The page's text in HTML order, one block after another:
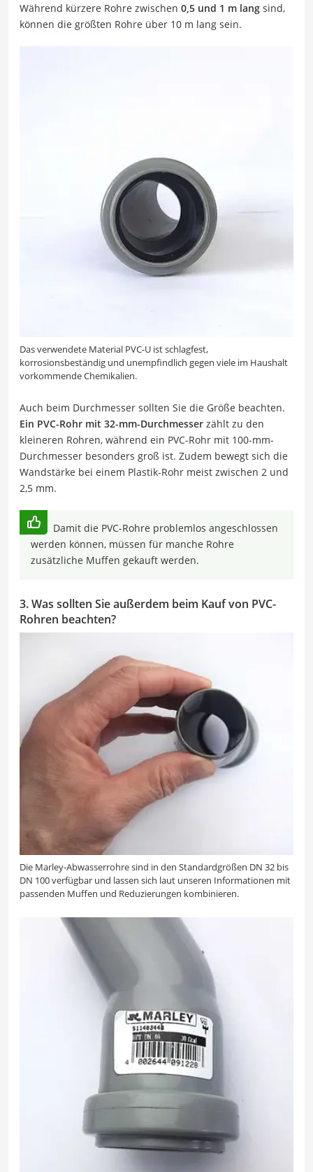
Während kürzere Rohre zwischen 0,5 und 1 m lang sind,
können die größten Rohre über 10 m lang sein.
Das verwendete Material PVC-U ist schlagfest,
korrosionsbeständig und unempfindlich gegen viele im Haushalt
vorkommende Chemikalien.
Auch beim Durchmesser sollten Sie die Größe beachten.
Ein PVC-Rohr mit 32-mm-Durchmesser zählt zu den
kleineren Rohren, während ein PVC-Rohr mit 100-mm-
Durchmesser besonders groß ist. Zudem bewegt sich die
Wandstärke bei einem Plastik-Rohr meist zwischen 2 und
2,5 mm.
Damit die PVC-Rohre problemlos angeschlossen
werden können, müssen für manche Rohre
zusätzliche Muffen gekauft werden.
3. Was sollten Sie außerdem beim Kauf von PVC-
Rohren beachten?
Die Marley-Abwasserrohre sind in den Standardgrößen DN 32 bis
DN 100 verfügbar und lassen sich laut unseren Informationen mit
passenden Muffen und Reduzierungen kombinieren.